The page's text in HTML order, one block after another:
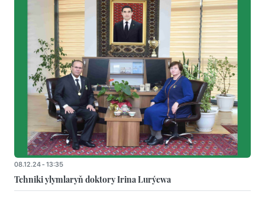
08.12.24 - 13:35
Tehniki ylymlaryň doktory Irina Lurýewa